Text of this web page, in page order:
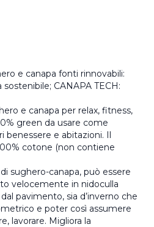
e canapa fonti rinnovabili:
CANAPA TECH:
e canapa per relax, fitness,
green da usare come
benessere e abitazioni. Il
cotone (non contiene
sughero-canapa, può essere
velocemente in nidoculla
pavimento, sia d’inverno che
e poter così assumere
lavorare. Migliora la